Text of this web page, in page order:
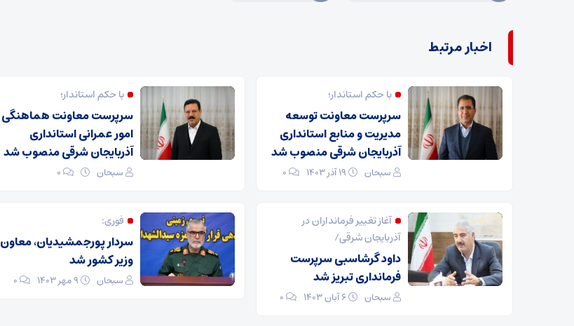
اخبار مرتبط
با حکم استاندار؛
سرپرست معاونت توسعه
مدیریت و منابع استانداری
آذربایجان شرقی منصوب شد
سبحان ۰
با حکم استاندار؛
سرپرست معاونت هماهنگی
امور عمرانی استانداری
آذربایجان شرقی منصوب شد
سبحان ۰
آغاز تغییر فرمانداران در
آذربایجان شرقی/
داود گرشاسبی سرپرست
فرمانداری تبریز شد
سبحان ۰
فوری:
سردار پورجمشیدیان، معاون
وزیر کشور شد
سبحان ۰